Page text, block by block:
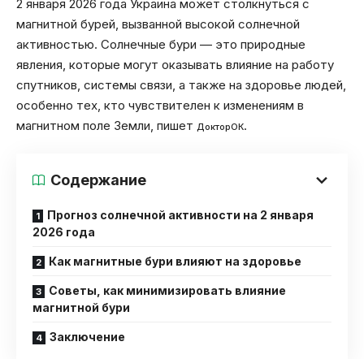
2 января 2026 года Украина может столкнуться с
магнитной бурей, вызванной высокой солнечной
активностью. Солнечные бури — это природные
явления, которые могут оказывать влияние на работу
спутников, системы связи, а также на здоровье людей,
особенно тех, кто чувствителен к изменениям в
магнитном поле Земли, пишет ДокторОК.
Содержание
Прогноз солнечной активности на 2 января
2026 года
Как магнитные бури влияют на здоровье
Советы, как минимизировать влияние
магнитной бури
Заключение